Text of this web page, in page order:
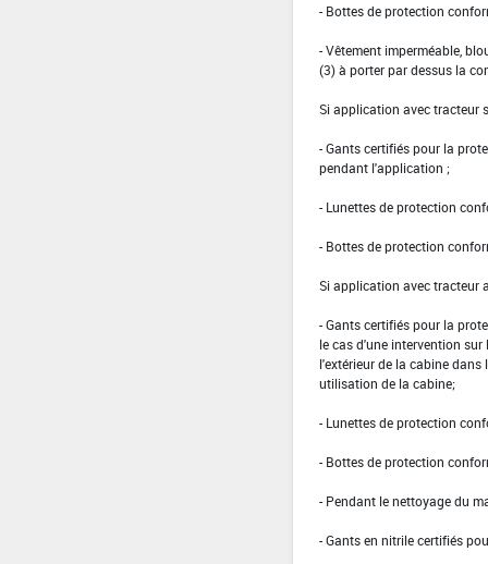
- Bottes de protection
- Vêtement imperméable,
(3) à porter par dessus la
Si application avec tracteur
- Gants certifiés pour la
pendant l'application ;
- Lunettes de protection
- Bottes de protection
Si application avec tracteur
- Gants certifiés pour la
le cas d'une intervention
l'extérieur de la cabine
utilisation de la cabine;
- Lunettes de protection
- Bottes de protection
- Pendant le nettoyage du
- Gants en nitrile certifiés